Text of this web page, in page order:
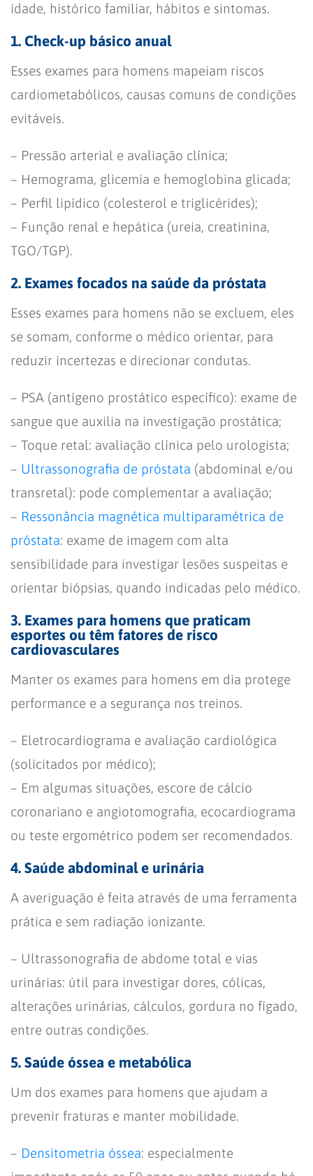
idade, histórico familiar, hábitos e sintomas.
1. Check-up básico anual
Esses exames para homens mapeiam riscos
cardiometabólicos, causas comuns de condições
evitáveis.
– Pressão arterial e avaliação clínica;
– Hemograma, glicemia e hemoglobina glicada;
– Perfil lipídico (colesterol e triglicérides);
– Função renal e hepática (ureia, creatinina,
TGO/TGP).
2. Exames focados na saúde da próstata
Esses exames para homens não se excluem, eles
se somam, conforme o médico orientar, para
reduzir incertezas e direcionar condutas.
– PSA (antígeno prostático específico): exame de
sangue que auxilia na investigação prostática;
– Toque retal: avaliação clínica pelo urologista;
– Ultrassonografia de próstata (abdominal e/ou
transretal): pode complementar a avaliação;
– Ressonância magnética multiparamétrica de
próstata: exame de imagem com alta
sensibilidade para investigar lesões suspeitas e
orientar biópsias, quando indicadas pelo médico.
3. Exames para homens que praticam
esportes ou têm fatores de risco
cardiovasculares
Manter os exames para homens em dia protege
performance e a segurança nos treinos.
– Eletrocardiograma e avaliação cardiológica
(solicitados por médico);
– Em algumas situações, escore de cálcio
coronariano e angiotomografia, ecocardiograma
ou teste ergométrico podem ser recomendados.
4. Saúde abdominal e urinária
A averiguação é feita através de uma ferramenta
prática e sem radiação ionizante.
– Ultrassonografia de abdome total e vias
urinárias: útil para investigar dores, cólicas,
alterações urinárias, cálculos, gordura no fígado,
entre outras condições.
5. Saúde óssea e metabólica
Um dos exames para homens que ajudam a
prevenir fraturas e manter mobilidade.
– Densitometria óssea: especialmente